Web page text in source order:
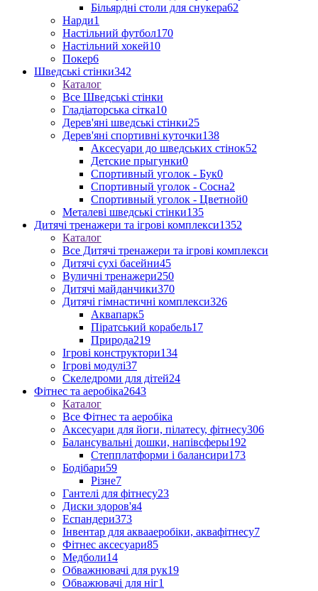
Більярдні столи для снукера62
Нарди1
Настільний футбол170
Настільний хокей10
Покер6
Шведські стінки342
Каталог
Все Шведські стінки
Гладіаторська сітка10
Дерев'яні шведські стінки25
Дерев'яні спортивні куточки138
Аксесуари до шведських стінок52
Детские прыгунки0
Спортивный уголок - Бук0
Спортивный уголок - Сосна2
Спортивный уголок - Цветной0
Металеві шведські стінки135
Дитячі тренажери та ігрові комплекси1352
Каталог
Все Дитячі тренажери та ігрові комплекси
Дитячі сухі басейни45
Вуличні тренажери250
Дитячі майданчики370
Дитячі гімнастичні комплекси326
Аквапарк5
Піратський корабель17
Природа219
Ігрові конструктори134
Ігрові модулі37
Скеледроми для дітей24
Фітнес та аеробіка2643
Каталог
Все Фітнес та аеробіка
Аксесуари для йоги, пілатесу, фітнесу306
Балансувальні дошки, напівсферы192
Степплатформи і балансири173
Бодібари59
Різне7
Гантелі для фітнесу23
Диски здоров'я4
Еспандери373
Інвентар для аквааеробіки, аквафітнесу7
Фітнес аксесуари85
Медболи14
Обважнювачі для рук19
Обважювачі для ніг1